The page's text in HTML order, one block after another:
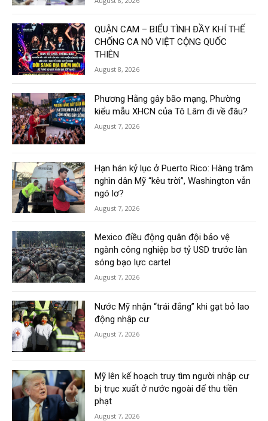
QUẬN CAM – BIỂU TÌNH ĐẦY KHÍ THẾ
CHỐNG CA NÔ VIỆT CỘNG QUỐC
THIÊN
August 8, 2026
Phương Hằng gây bão mạng, Phường
kiểu mẫu XHCN của Tô Lâm đi về đâu?
August 7, 2026
Hạn hán kỷ lục ở Puerto Rico: Hàng trăm
nghìn dân Mỹ “kêu trời”, Washington vẫn
ngó lơ?
August 7, 2026
Mexico điều động quân đội bảo vệ
ngành công nghiệp bơ tỷ USD trước làn
sóng bạo lực cartel
August 7, 2026
Nước Mỹ nhận “trái đắng” khi gạt bỏ lao
động nhập cư
August 7, 2026
Mỹ lên kế hoạch truy tìm người nhập cư
bị trục xuất ở nước ngoài để thu tiền
phạt
August 7, 2026